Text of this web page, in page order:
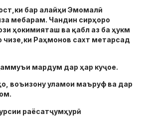
бар алайҳи Эмомалӣ
мебарам. Чандин сирҳоро
ҳокимияташ ва қабл аз ба ҳукм
Раҳмонов сахт метарсад
мардум дар ҳар куҷое.
воъизону уламои маъруф ва дар
раёсатҷумҳурӣ.